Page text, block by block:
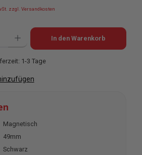
zzgl. Versandkosten
Wert ein oder benutze die
In den Warenkorb
1-3 Tage
Magnetisch
49mm
Schwarz